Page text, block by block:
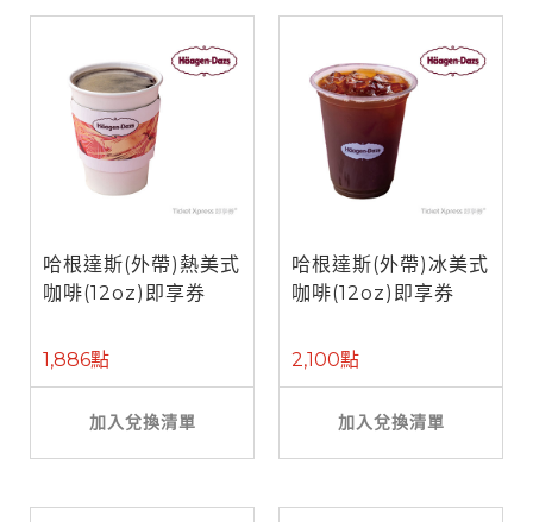
哈根達斯(外帶)熱美式
咖啡(12oz)即享券
1,886點
加入兌換清單
哈根達斯(外帶)冰美式
咖啡(12oz)即享券
2,100點
加入兌換清單